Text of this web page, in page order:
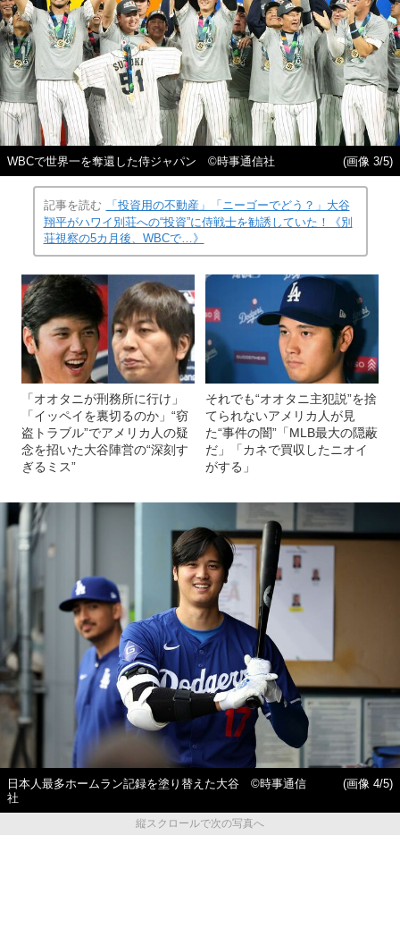
WBCで世界一を奪還した侍ジャパン ©時事通信社 (画像 3/5)
記事を読む
「投資用の不動産」「ニーゴーでどう？」大谷
翔平がハワイ別荘への“投資”に侍戦士を勧誘していた！《別
荘視察の5カ月後、WBCで…》
「オオタニが刑務所に行け」
「イッペイを裏切るのか」“窃
盗トラブル”でアメリカ人の疑
念を招いた大谷陣営の“深刻す
ぎるミス”
それでも“オオタニ主犯説”を捨
てられないアメリカ人が見
た“事件の闇”「MLB最大の隠蔽
だ」「カネで買収したニオイ
がする」
日本人最多ホームラン記録を塗り替えた大谷 ©時事通信
社
(画像 4/5)
縦スクロールで次の写真へ